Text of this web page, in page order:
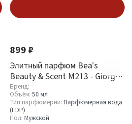
899 ₽
Элитный парфюм Bea's
Beauty & Scent M213 - Giorgio
Armani Acqua di Gio Homme
Бренд:
Объём: 50 мл
Тип парфюмерии: Парфюмерная вода
(EDP)
Пол: Мужской